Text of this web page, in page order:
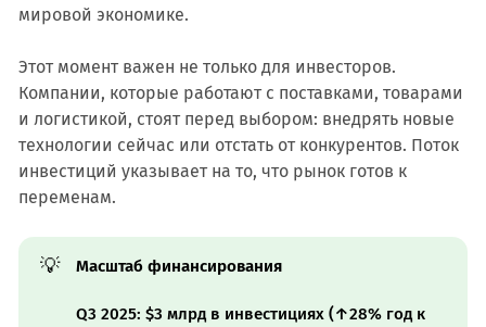
мировой экономике.
Этот момент важен не только для инвесторов.
Компании, которые работают с поставками, товарами
и логистикой, стоят перед выбором: внедрять новые
технологии сейчас или отстать от конкурентов. Поток
инвестиций указывает на то, что рынок готов к
переменам.
💡 Масштаб финансирования
Q3 2025: $3 млрд в инвестициях (↑28% год к